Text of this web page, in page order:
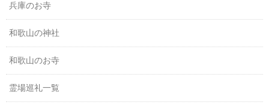
兵庫のお寺
和歌山の神社
和歌山のお寺
霊場巡礼一覧